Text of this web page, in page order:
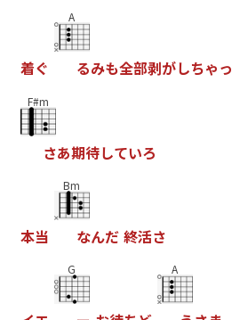
着ぐ
A
るみも全部剥がしちゃっ
F#m
さあ期待していろ
本当
Bm
なんだ 終活さ
G A